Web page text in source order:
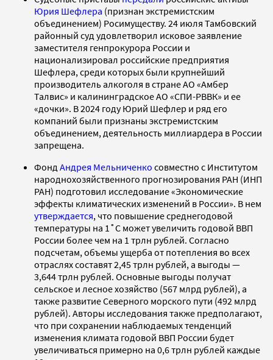
Юрия Шефлера (признан экстремистским
объединением) Росимуществу. 24 июля Тамбовский
районный суд удовлетворил исковое заявление
заместителя генпрокурора России и
национализировал российские предприятия
Шефлера, среди которых были крупнейший
производитель алкоголя в стране АО «Амбер
Талвис» и калининградское АО «СПИ-РВВК» и ее
«дочки». В 2024 году Юрий Шефлер и ряд его
компаний были признаны экстремистским
объединением, деятельность миллиардера в России
запрещена.
ФондАндрея Мельниченко совместно с Институтом
народнохозяйственного прогнозирования РАН (ИНП
РАН) подготовил исследование «Экономические
эффекты климатических изменений в России». В нем
утверждается, что повышение среднегодовой
температуры на 1˚С может увеличить годовой ВВП
России более чем на 1 трлн рублей. Согласно
подсчетам, объемы ущерба от потепления во всех
отраслях составят 2,45 трлн рублей, а выгоды —
3,644 трлн рублей. Основные выгоды получат
сельское и лесное хозяйство (567 млрд рублей), а
также развитие Северного морского пути (492 млрд
рублей). Авторы исследования также предполагают,
что при сохранении наблюдаемых тенденций
изменения климата годовой ВВП России будет
увеличиваться примерно на 0,6 трлн рублей каждые